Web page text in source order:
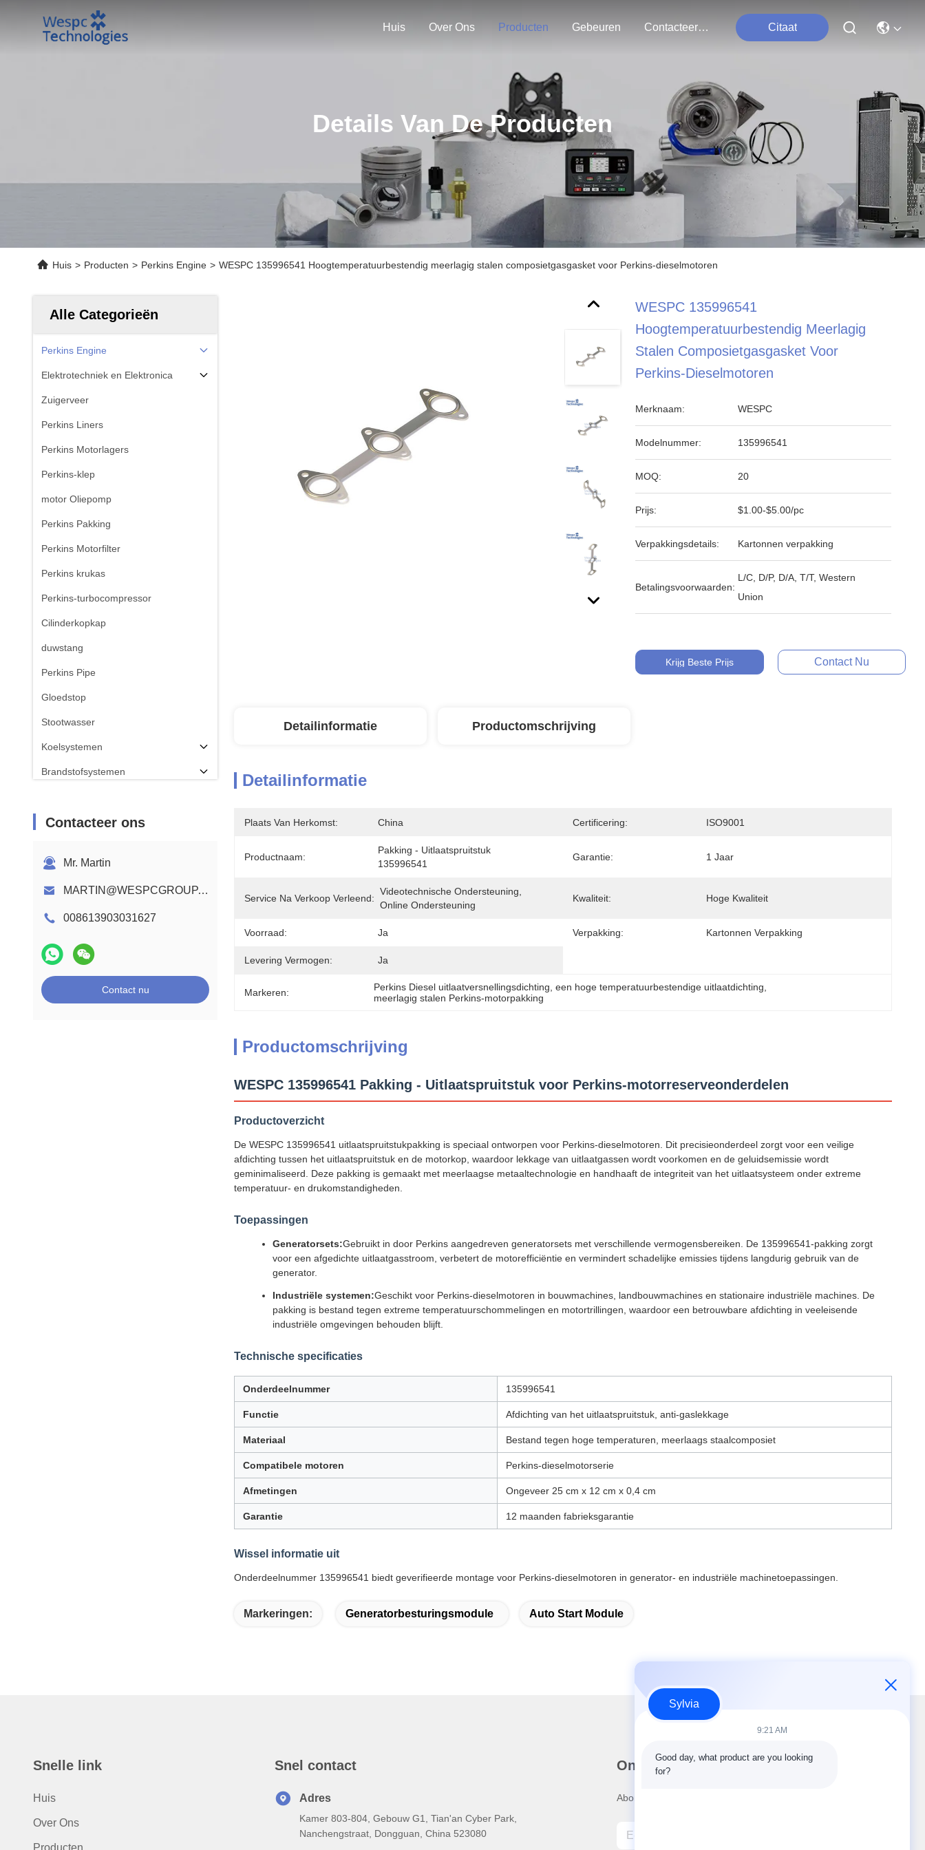
Huis Over Ons Producten Gebeuren Contacteer Ons Citaat
Details Van De Producten
Huis > Producten > Perkins Engine > WESPC 135996541 Hoogtemperatuurbestendig meerlagig stalen composietgasgasket voor Perkins-dieselmotoren
Alle Categorieën
Perkins Engine
Elektrotechniek en Elektronica
Zuigerveer
Perkins Liners
Perkins Motorlagers
Perkins-klep
motor Oliepomp
Perkins Pakking
Perkins Motorfilter
Perkins krukas
Perkins-turbocompressor
Cilinderkopkap
duwstang
Perkins Pipe
Gloedstop
Stootwasser
Koelsystemen
Brandstofsystemen
Perkins-nokkenas
Contacteer ons
Mr. Martin
MARTIN@WESPCGROUP.COM
008613903031627
Contact nu
WESPC 135996541
Hoogtemperatuurbestendig Meerlagig
Stalen Composietgasgasket Voor
Perkins-Dieselmotoren
Merknaam: WESPC
Modelnummer: 135996541
MOQ: 20
Prijs: $1.00-$5.00/pc
Verpakkingsdetails: Kartonnen verpakking
Betalingsvoorwaarden:
L/C, D/P, D/A, T/T, Western
Union
Krijg Beste Prijs Contact Nu
Detailinformatie Productomschrijving
Detailinformatie
Plaats Van Herkomst: China Certificering: ISO9001
Productnaam:
Pakking - Uitlaatspruitstuk
135996541
Garantie: 1 Jaar
Service Na Verkoop Verleend:
Videotechnische Ondersteuning,
Online Ondersteuning
Kwaliteit: Hoge Kwaliteit
Voorraad: Ja Verpakking: Kartonnen Verpakking
Levering Vermogen: Ja
Markeren: Perkins Diesel uitlaatversnellingsdichting , een hoge temperatuurbestendige uitlaatdichting
meerlagig stalen Perkins-motorpakking
Productomschrijving
WESPC 135996541 Pakking - Uitlaatspruitstuk voor Perkins-motorreserveonderdelen
Productoverzicht
De WESPC 135996541 uitlaatspruitstukpakking is speciaal ontworpen voor Perkins-dieselmotoren. Dit precisieonderdeel zorgt voor een veilige
afdichting tussen het uitlaatspruitstuk en de motorkop, waardoor lekkage van uitlaatgassen wordt voorkomen en de geluidsemissie wordt
geminimaliseerd. Deze pakking is gemaakt met meerlaagse metaaltechnologie en handhaaft de integriteit van het uitlaatsysteem onder extreme
temperatuur- en drukomstandigheden.
Toepassingen
Generatorsets:Gebruikt in door Perkins aangedreven generatorsets met verschillende vermogensbereiken. De 135996541-pakking zorgt
voor een afgedichte uitlaatgasstroom, verbetert de motorefficiëntie en vermindert schadelijke emissies tijdens langdurig gebruik van de
generator.
Industriële systemen:Geschikt voor Perkins-dieselmotoren in bouwmachines, landbouwmachines en stationaire industriële machines. De
pakking is bestand tegen extreme temperatuurschommelingen en motortrillingen, waardoor een betrouwbare afdichting in veeleisende
industriële omgevingen behouden blijft.
Technische specificaties
Onderdeelnummer 135996541
Functie Afdichting van het uitlaatspruitstuk, anti-gaslekkage
Materiaal Bestand tegen hoge temperaturen, meerlaags staalcomposiet
Compatibele motoren Perkins-dieselmotorserie
Afmetingen Ongeveer 25 cm x 12 cm x 0,4 cm
Garantie 12 maanden fabrieksgarantie
Wissel informatie uit
Onderdeelnummer 135996541 biedt geverifieerde montage voor Perkins-dieselmotoren in generator- en industriële machinetoepassingen.
Markeringen: Generatorbesturingsmodule Auto Start Module
Snelle link
Huis
Over Ons
Producten
Snel contact
Adres
Kamer 803-804, Gebouw G1, Tian'an Cyber Park,
Nanchengstraat, Dongguan, China 523080
Onze nieuwsbrief
Abonneer u op onze nieuwsbrief voor kortingen en meer.
Sylvia
9:21 AM
Good day, what product are you looking
for?